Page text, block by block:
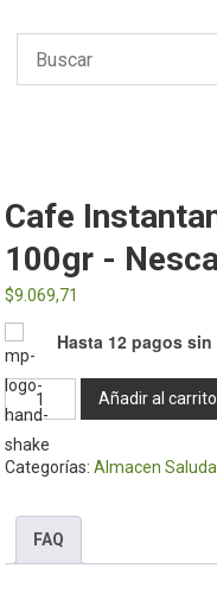
Cafe
100gr -
$9.069,71
Hasta 12 pagos sin
Cafe
Instantaneo
DOLCA+AROMA
100gr
Nescafe
cantidad
Añadir al carrito
Categorías:Almacen
FAQ